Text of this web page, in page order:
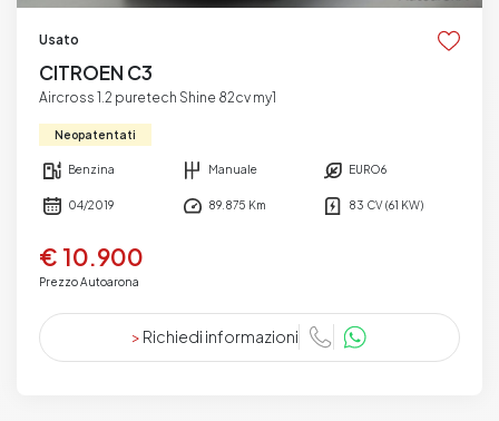
Usato
CITROEN C3
Aircross 1.2 puretech Shine 82cv my1
Neopatentati
Benzina Manuale EURO6
04/2019 89.875 Km 83 CV (61 KW)
€ 10.900
Prezzo Autoarona
> Richiedi informazioni